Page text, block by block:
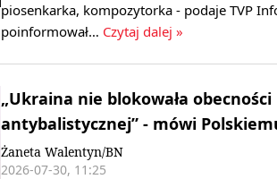
piosenkarka, kompozytorka - podaje TVP
poinformował… Czytaj dalej »
„Ukraina nie blokowała
antybalistycznej” - mówi
Żaneta Walentyn/BN
2026-07-30, 11:25